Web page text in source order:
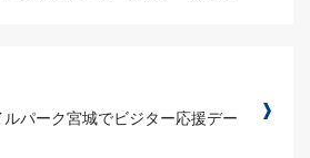
パーク宮城でビジター応援デー